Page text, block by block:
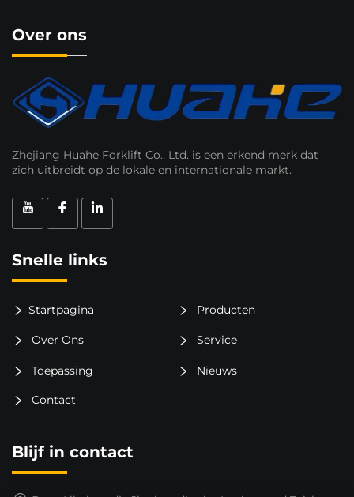
Over ons
Zhejiang Huahe Forklift Co., Ltd. is een erkend merk dat
zich uitbreidt op de lokale en internationale markt.
Snelle links
Startpagina Producten
Over Ons Service
Toepassing Nieuws
Contact
Blijf in contact